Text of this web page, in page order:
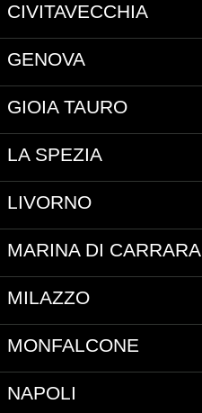
CIVITAVECCHIA
GENOVA
GIOIA TAURO
LA SPEZIA
LIVORNO
MARINA DI CARRARA
MILAZZO
MONFALCONE
NAPOLI